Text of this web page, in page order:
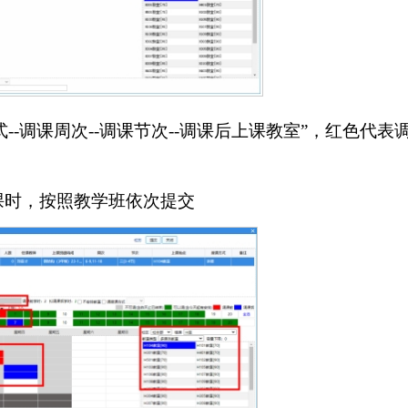
调课周次--调课节次--调课后上课教室”，红色代表
，按照教学班依次提交